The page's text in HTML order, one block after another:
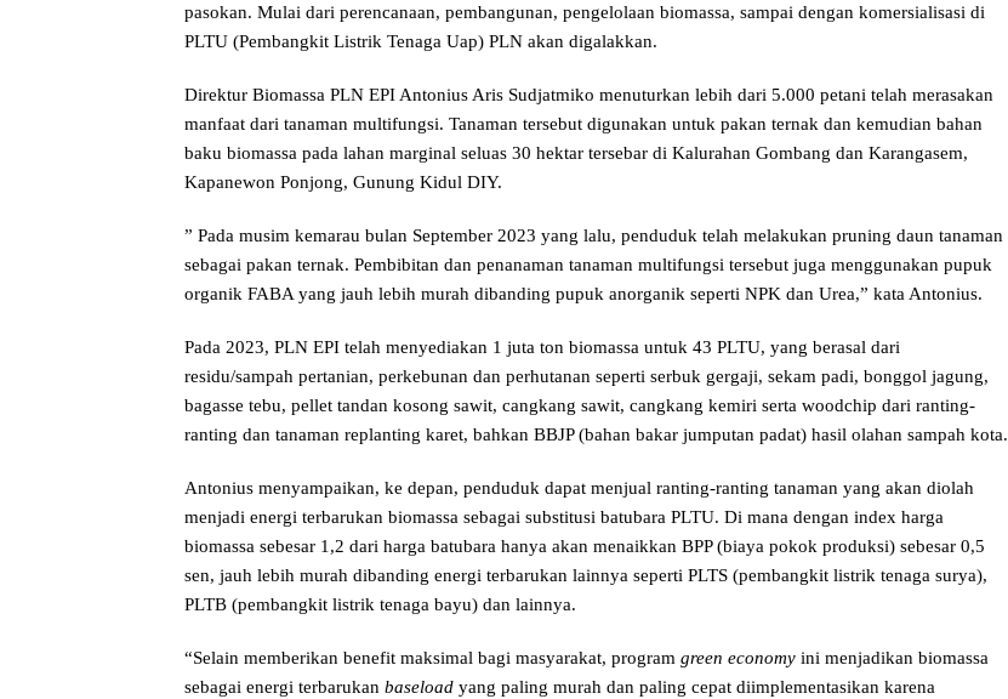
pasokan. Mulai dari perencanaan, pembangunan, pengelolaan biomassa, sampai dengan komersialisasi di
PLTU (Pembangkit Listrik Tenaga Uap) PLN akan digalakkan.
Direktur Biomassa PLN EPI Antonius Aris Sudjatmiko menuturkan lebih dari 5.000 petani telah merasakan
manfaat dari tanaman multifungsi. Tanaman tersebut digunakan untuk pakan ternak dan kemudian bahan
baku biomassa pada lahan marginal seluas 30 hektar tersebar di Kalurahan Gombang dan Karangasem,
Kapanewon Ponjong, Gunung Kidul DIY.
” Pada musim kemarau bulan September 2023 yang lalu, penduduk telah melakukan pruning daun tanaman
sebagai pakan ternak. Pembibitan dan penanaman tanaman multifungsi tersebut juga menggunakan pupuk
organik FABA yang jauh lebih murah dibanding pupuk anorganik seperti NPK dan Urea,” kata Antonius.
Pada 2023, PLN EPI telah menyediakan 1 juta ton biomassa untuk 43 PLTU, yang berasal dari
residu/sampah pertanian, perkebunan dan perhutanan seperti serbuk gergaji, sekam padi, bonggol jagung,
bagasse tebu, pellet tandan kosong sawit, cangkang sawit, cangkang kemiri serta woodchip dari ranting-
ranting dan tanaman replanting karet, bahkan BBJP (bahan bakar jumputan padat) hasil olahan sampah kota.
Antonius menyampaikan, ke depan, penduduk dapat menjual ranting-ranting tanaman yang akan diolah
menjadi energi terbarukan biomassa sebagai substitusi batubara PLTU. Di mana dengan index harga
biomassa sebesar 1,2 dari harga batubara hanya akan menaikkan BPP (biaya pokok produksi) sebesar 0,5
sen, jauh lebih murah dibanding energi terbarukan lainnya seperti PLTS (pembangkit listrik tenaga surya),
PLTB (pembangkit listrik tenaga bayu) dan lainnya.
“Selain memberikan benefit maksimal bagi masyarakat, program green economy ini menjadikan biomassa
sebagai energi terbarukan baseload yang paling murah dan paling cepat diimplementasikan karena